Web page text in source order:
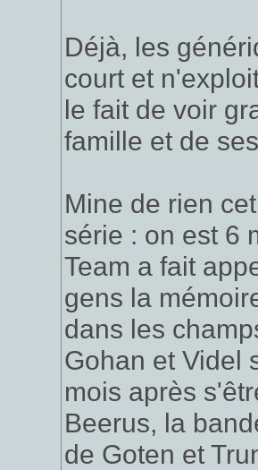
Déjà, les
court et
le fait de voir
famille et de
Mine de rien
série : on est 6
Team a fait
gens la
dans les
Gohan et Videl
mois après
Beerus, la
de Goten et